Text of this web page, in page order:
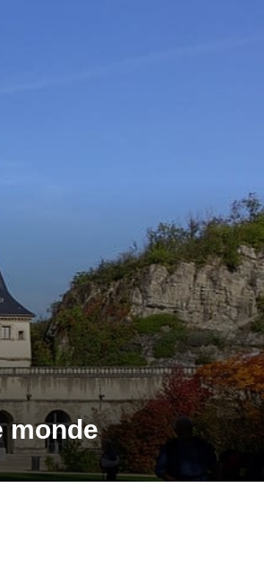
monde